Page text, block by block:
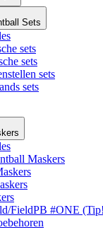
Sets
sets
sets
sets
sets
Maskers
FieldPB #ONE (Tip!)